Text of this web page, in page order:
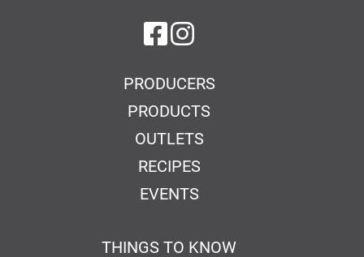
on Facebook
on Instagram
PRODUCERS
PRODUCTS
OUTLETS
RECIPES
EVENTS
THINGS TO KNOW